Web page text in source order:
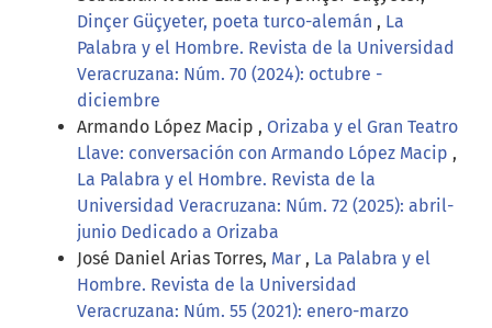
Dinçer Güçyeter, poeta turco-alemán , La
Palabra y el Hombre. Revista de la Universidad
Veracruzana: Núm. 70 (2024): octubre -
diciembre
Armando López Macip , Orizaba y el Gran Teatro
Llave: conversación con Armando López Macip ,
La Palabra y el Hombre. Revista de la
Universidad Veracruzana: Núm. 72 (2025): abril-
junio Dedicado a Orizaba
José Daniel Arias Torres, Mar , La Palabra y el
Hombre. Revista de la Universidad
Veracruzana: Núm. 55 (2021): enero-marzo